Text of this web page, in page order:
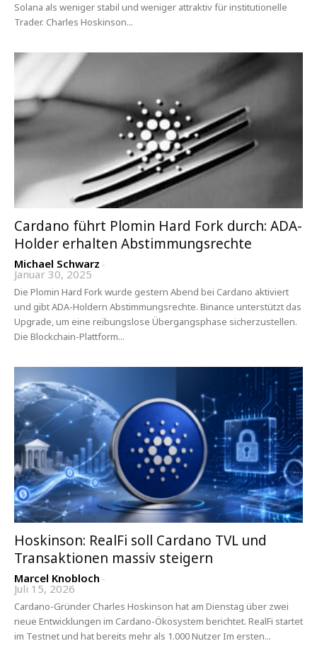
Solana als weniger stabil und weniger attraktiv für institutionelle
Trader. Charles Hoskinson...
Cardano führt Plomin Hard Fork durch: ADA-
Holder erhalten Abstimmungsrechte
Michael Schwarz -
Januar 30, 2025
Die Plomin Hard Fork wurde gestern Abend bei Cardano aktiviert
und gibt ADA-Holdern Abstimmungsrechte. Binance unterstützt das
Upgrade, um eine reibungslose Übergangsphase sicherzustellen.
Die Blockchain-Plattform...
Hoskinson: RealFi soll Cardano TVL und
Transaktionen massiv steigern
Marcel Knobloch -
Juli 15, 2026
Cardano-Gründer Charles Hoskinson hat am Dienstag über zwei
neue Entwicklungen im Cardano-Ökosystem berichtet. RealFi startet
im Testnet und hat bereits mehr als 1.000 Nutzer Im ersten...